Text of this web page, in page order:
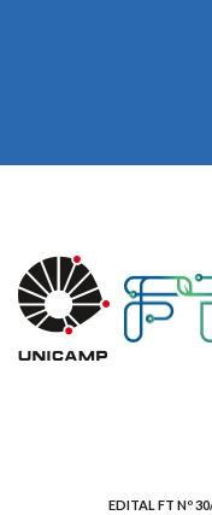
EDITAL FT Nº